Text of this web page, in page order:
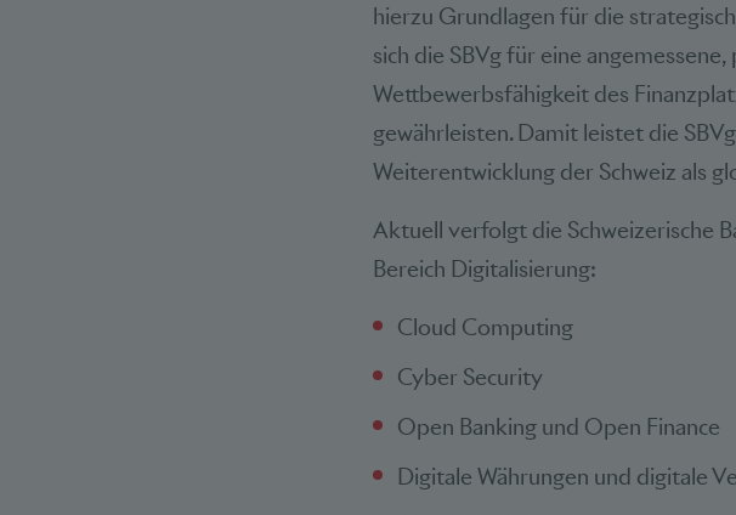
hierzu Grundlagen für die
sich die SBVg für eine
Wettbewerbsfähigkeit des
gewährleisten. Damit leistet die
Weiterentwicklung der Schweiz als
Aktuell verfolgt die Schweizerische
Bereich Digitalisierung:
Cloud Computing
Cyber Security
Open Banking und Open Finance
Digitale Währungen und digitale